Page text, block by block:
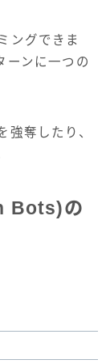
ングできま
ーンに一つの
強奪したり、
Bots)の